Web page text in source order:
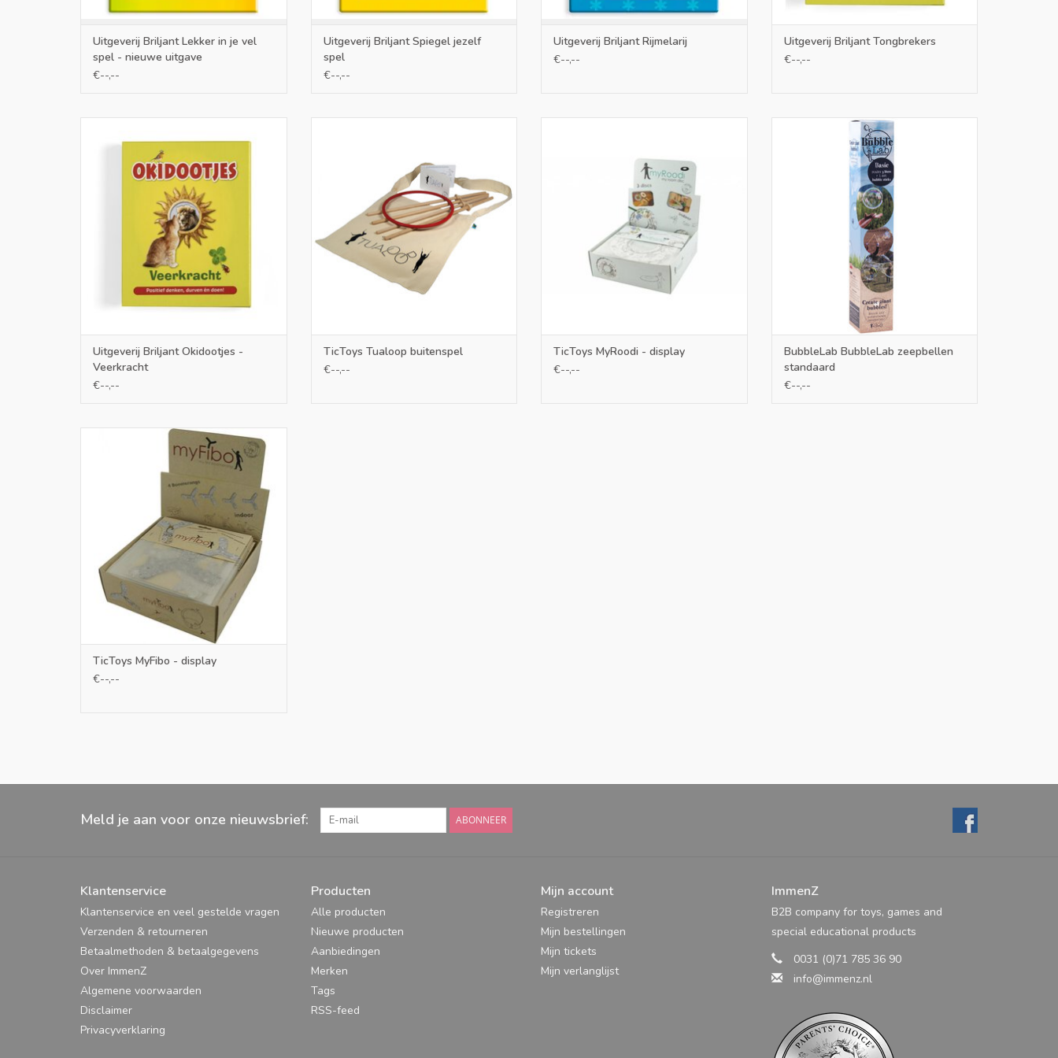
Uitgeverij Briljant Lekker in je vel
spel - nieuwe uitgave
€--,--
Uitgeverij Briljant Spiegel jezelf
spel
€--,--
Uitgeverij Briljant Rijmelarij
€--,--
Uitgeverij Briljant Tongbrekers
€--,--
ontwikkelen in het leven. Positief leren
denken en doen!
TOEVOEGEN AAN WINKELWAGEN
Uitgeverij Briljant Okidootjes -
Veerkracht
€--,--
is. Ook ideaal voor scholen
TOEVOEGEN AAN WINKELWAGEN
TicToys Tualoop buitenspel
€--,--
spelen
TOEVOEGEN AAN WINKELWAGEN
TicToys MyRoodi - display
€--,--
Met zakjes bubblepoeder, stokken en touw
maak je in een handomdraai 5 liter sop en
een mooie bubblestok waar je urenlang
gigantische zeepbellen mee kunt toveren.
TOEVOEGEN AAN WINKELWAGEN
BubbleLab BubbleLab zeepbellen
standaard
€--,--
MyFibo zijn 4 kartonnen boomerangs die je
met een beetje oefening in huis kunt werpen
en vangen. Een super cool product en een
bewezen hit!
TOEVOEGEN AAN WINKELWAGEN
TicToys MyFibo - display
€--,--
Meld je aan voor onze nieuwsbrief: ABONNEER
Klantenservice
Klantenservice en veel gestelde vragen
Verzenden & retourneren
Betaalmethoden & betaalgegevens
Over ImmenZ
Algemene voorwaarden
Disclaimer
Privacyverklaring
Producten
Alle producten
Nieuwe producten
Aanbiedingen
Merken
Tags
RSS-feed
Mijn account
Registreren
Mijn bestellingen
Mijn tickets
Mijn verlanglijst
ImmenZ
B2B company for toys, games and
special educational products
0031 (0)71 785 36 90
info@immenz.nl